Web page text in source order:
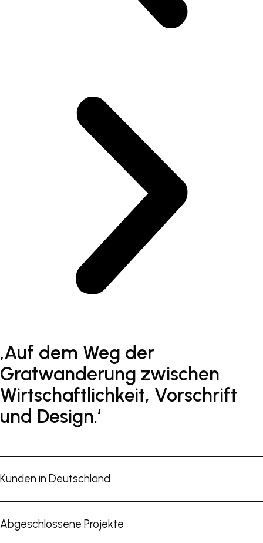
‚Auf dem Weg der
Gratwanderung zwischen
Wirtschaftlichkeit, Vorschrift
und Design.‘
Kunden in Deutschland
Abgeschlossene Projekte